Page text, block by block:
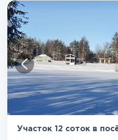
Участок 12 соток в